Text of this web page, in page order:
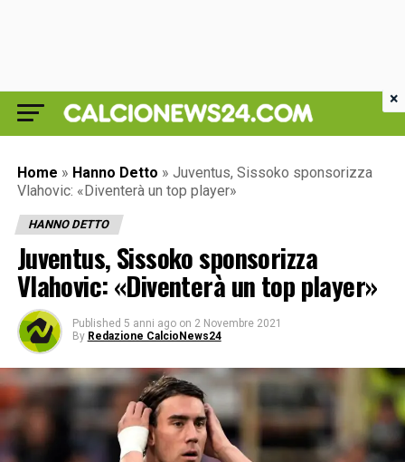
Home » Hanno Detto » Juventus, Sissoko sponsorizza
Vlahovic: «Diventerà un top player»
HANNO DETTO
Juventus, Sissoko sponsorizza
Vlahovic: «Diventerà un top player»
Published 5 anni ago on 2 Novembre 2021
By Redazione CalcioNews24
×